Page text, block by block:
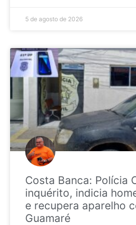
5 de agosto de 2026
Costa Banca: Polícia
inquérito, indicia
e recupera aparelho
Guamaré